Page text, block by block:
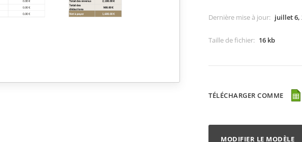
Dernière mise à jour: juillet 6,
Taille de fichier: 16 kb
TÉLÉCHARGER COMME
MODIFIER LE MODÈLE